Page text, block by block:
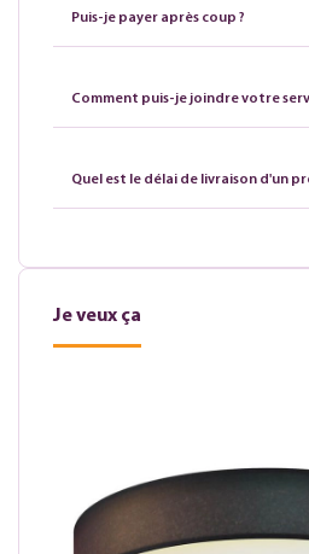
Puis-je payer après coup ?
Comment puis-je joindre votre
Quel est le délai de livraison d'un
Je veux ça